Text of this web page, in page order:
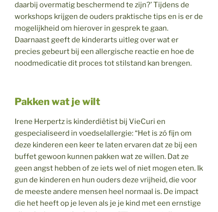
daarbij overmatig beschermend te zijn?’ Tijdens de
workshops krijgen de ouders praktische tips en is er de
mogelijkheid om hierover in gesprek te gaan.
Daarnaast geeft de kinderarts uitleg over wat er
precies gebeurt bij een allergische reactie en hoe de
noodmedicatie dit proces tot stilstand kan brengen.
Pakken wat je wilt
Irene Herpertz is kinderdiëtist bij VieCuri en
gespecialiseerd in voedselallergie: “Het is zó fijn om
deze kinderen een keer te laten ervaren dat ze bij een
buffet gewoon kunnen pakken wat ze willen. Dat ze
geen angst hebben of ze iets wel of niet mogen eten. Ik
gun de kinderen en hun ouders deze vrijheid, die voor
de meeste andere mensen heel normaal is. De impact
die het heeft op je leven als je je kind met een ernstige